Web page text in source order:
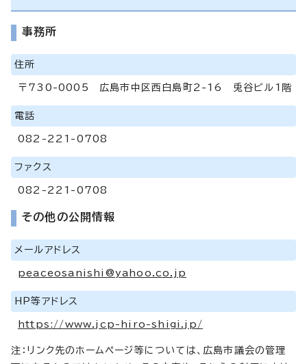
事務所
住所
〒730-0005 広島市中区西白島町2-16 兎谷ビル1階
電話
082-221-0708
ファクス
082-221-0708
その他の公開情報
メールアドレス
peaceosanishi@yahoo.co.jp
HP等アドレス
https://www.jcp-hiro-shigi.jp/
注：リンク先のホームページ等については、広島市議会の管理